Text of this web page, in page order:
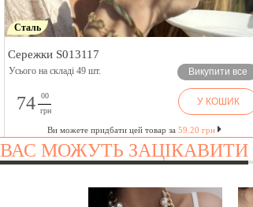
Сталь
Сережки S013117
Усього на складі 49 шт. Викупити все
74
00
грн
У КОШИК
Ви можете придбати цей товар за 59.20 грн
ВАС МОЖУТЬ ЗАЦІКАВИТИ